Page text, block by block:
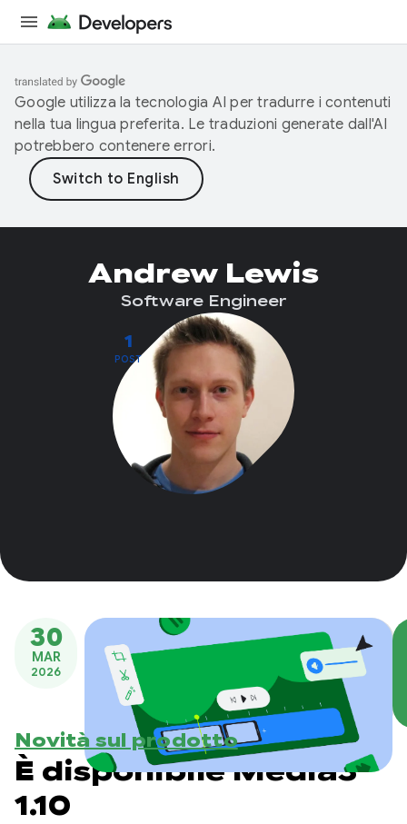
Google utilizza la tecnologia AI per tradurre i contenuti
nella tua lingua preferita. Le traduzioni generate dall'AI
potrebbero contenere errori.
1
POST
Andrew Lewis
Software Engineer
30
MAR
2026
Novità sul prodotto
È disponibile Media3
1.10